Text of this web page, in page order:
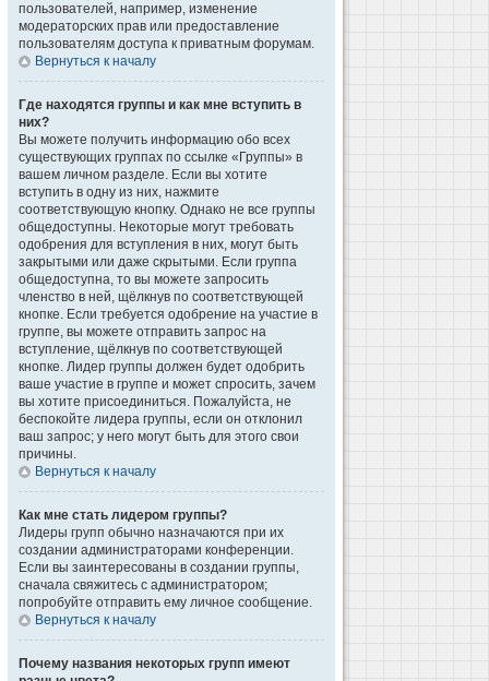
пользователей, например, изменение
модераторских прав или предоставление
пользователям доступа к приватным форумам.
Вернуться к началу
Где находятся группы и как мне вступить в
них?
Вы можете получить информацию обо всех
существующих группах по ссылке «Группы» в
вашем личном разделе. Если вы хотите
вступить в одну из них, нажмите
соответствующую кнопку. Однако не все группы
общедоступны. Некоторые могут требовать
одобрения для вступления в них, могут быть
закрытыми или даже скрытыми. Если группа
общедоступна, то вы можете запросить
членство в ней, щёлкнув по соответствующей
кнопке. Если требуется одобрение на участие в
группе, вы можете отправить запрос на
вступление, щёлкнув по соответствующей
кнопке. Лидер группы должен будет одобрить
ваше участие в группе и может спросить, зачем
вы хотите присоединиться. Пожалуйста, не
беспокойте лидера группы, если он отклонил
ваш запрос; у него могут быть для этого свои
причины.
Вернуться к началу
Как мне стать лидером группы?
Лидеры групп обычно назначаются при их
создании администраторами конференции.
Если вы заинтересованы в создании группы,
сначала свяжитесь с администратором;
попробуйте отправить ему личное сообщение.
Вернуться к началу
Почему названия некоторых групп имеют